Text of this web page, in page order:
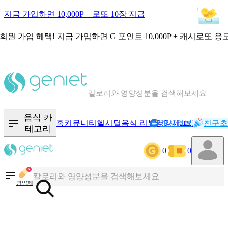
지금 가입하면 10,000P + 로또 10장 지급
원 가입 혜택! 지금 가입하면 G 포인트 10,000P + 캐시로또 응
칼로리와 영양성분을 검색해보세요
음식 카
테고리
홈커뮤니티 헬시딜음식 리뷰영양제NEW기록
캐시리뷰 친구
0 0
영양제
칼로리와 영양성분을 검색해보세요
혈당 · 다이어트 음식 검색해보세요